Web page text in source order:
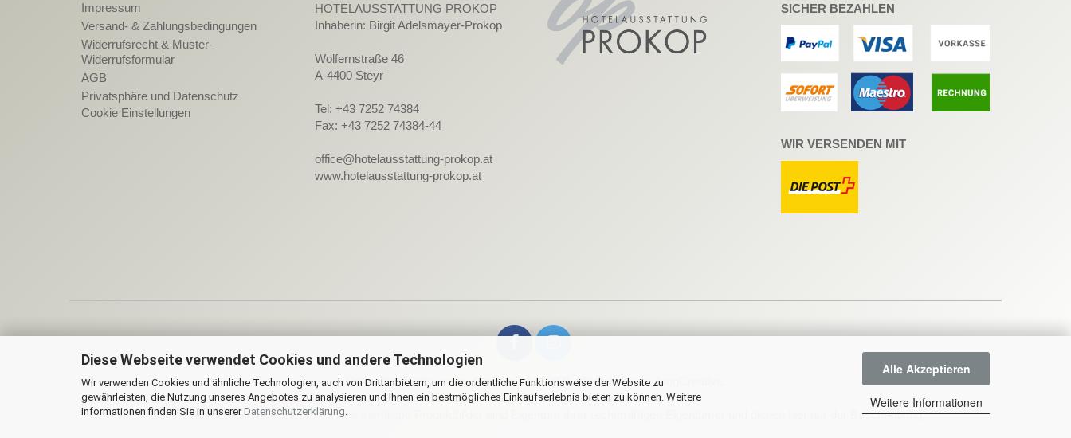
Diese Webseite verwendet Cookies und andere Technologien
Wir verwenden Cookies und ähnliche Technologien, auch von Drittanbietern, um die ordentliche Funktionsweise der Website zu
gewährleisten, die Nutzung unseres Angebotes zu analysieren und Ihnen ein bestmögliches Einkaufserlebnis bieten zu können. Weitere
Informationen finden Sie in unserer Datenschutzerklärung.
Alle Akzeptieren
Weitere Informationen
Impressum
Versand- & Zahlungsbedingungen
Widerrufsrecht & Muster-
Widerrufsformular
AGB
Privatsphäre und Datenschutz
Cookie Einstellungen
HOTELAUSSTATTUNG PROKOP
Inhaberin: Birgit Adelsmayer-Prokop
Wolfernstraße 46
A-4400 Steyr
Tel: +43 7252 74384
Fax: +43 7252 74384-44
office@hotelausstattung-prokop.at
www.hotelausstattung-prokop.at
SICHER BEZAHLEN
WIR VERSENDEN MIT
Onlineshop Softwareby Gambio.de © 2021 | Template von JungCreative
Alle Preise inkl. MwSt. & zzgl. Versandkosten
Alle Markennamen, Warenzeichen sowie sämtliche Produktbilder sind Eigentum Ihrer rechtmäßigen Eigentümer und dienen hier nur der Beschreibung.